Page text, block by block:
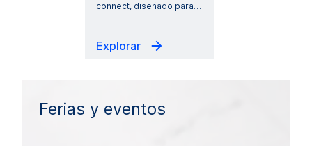
connect, diseñado para…
Explorar
Ferias y eventos